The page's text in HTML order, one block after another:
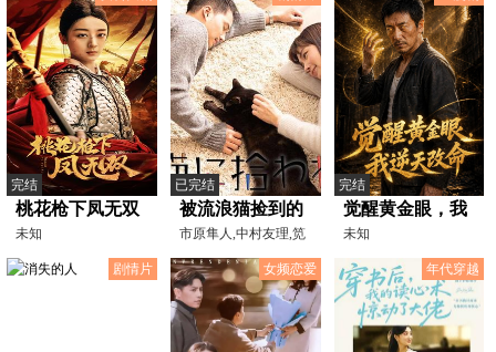
完结
桃花枪下凤无双
未知
已完结
被流浪猫捡到的
男人
市原隼人,中村友理,笕
美和子,奥田惠梨华,平
完结
觉醒黄金眼，我
逆天改命
未知
剧情片 女频恋爱 年代穿越